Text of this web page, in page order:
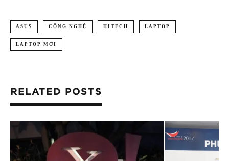
ASUS CÔNG NGHỆ HITECH LAPTOP
LAPTOP MỚI
RELATED POSTS